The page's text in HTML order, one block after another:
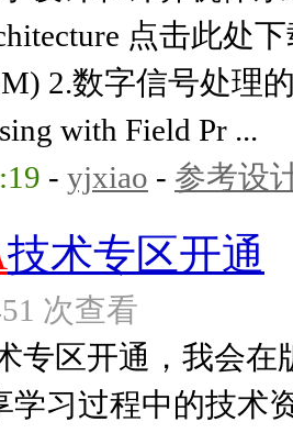
点击此处
2.数字信号处理
with Field Pr ...
- yjxiao - 参考设
技术专区开通
次查看
专区开通，我会在
学习过程中的技术